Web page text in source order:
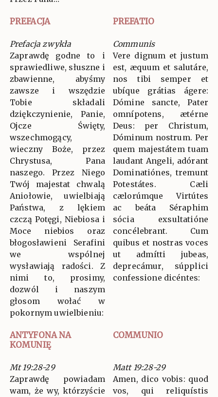
PREFACJA PREFATIO
Prefacja zwykła
Zaprawdę godne to i
sprawiedliwe, słuszne i
zbawienne, abyśmy
zawsze i wszędzie
Tobie składali
dziękczynienie, Panie,
Ojcze Święty,
wszechmogący,
wieczny Boże, przez
Chrystusa, Pana
naszego. Przez Niego
Twój majestat chwalą
Aniołowie, uwielbiają
Państwa, z lękiem
czczą Potęgi, Niebiosa i
Moce niebios oraz
błogosławieni Serafini
we wspólnej
wysławiają radości. Z
nimi to, prosimy,
dozwól i naszym
głosom wołać w
pokornym uwielbieniu:
Communis
Vere dignum et justum
est, æquum et salutáre,
nos tibi semper et
ubíque grátias ágere:
Dómine sancte, Pater
omnípotens, ætérne
Deus: per Christum,
Dóminum nostrum. Per
quem majestátem tuam
laudant Angeli, adórant
Dominatiónes, tremunt
Potestátes. Cæli
cælorúmque Virtútes
ac beáta Séraphim
sócia exsultatióne
concélebrant. Cum
quibus et nostras voces
ut admítti jubeas,
deprecámur, súpplici
confessione dicéntes:
ANTYFONA NA
KOMUNIĘ
COMMUNIO
Mt 19:28-29
Zaprawdę powiadam
wam, że wy, którzyście
Matt 19:28-29
Amen, dico vobis: quod
vos, qui reliquístis